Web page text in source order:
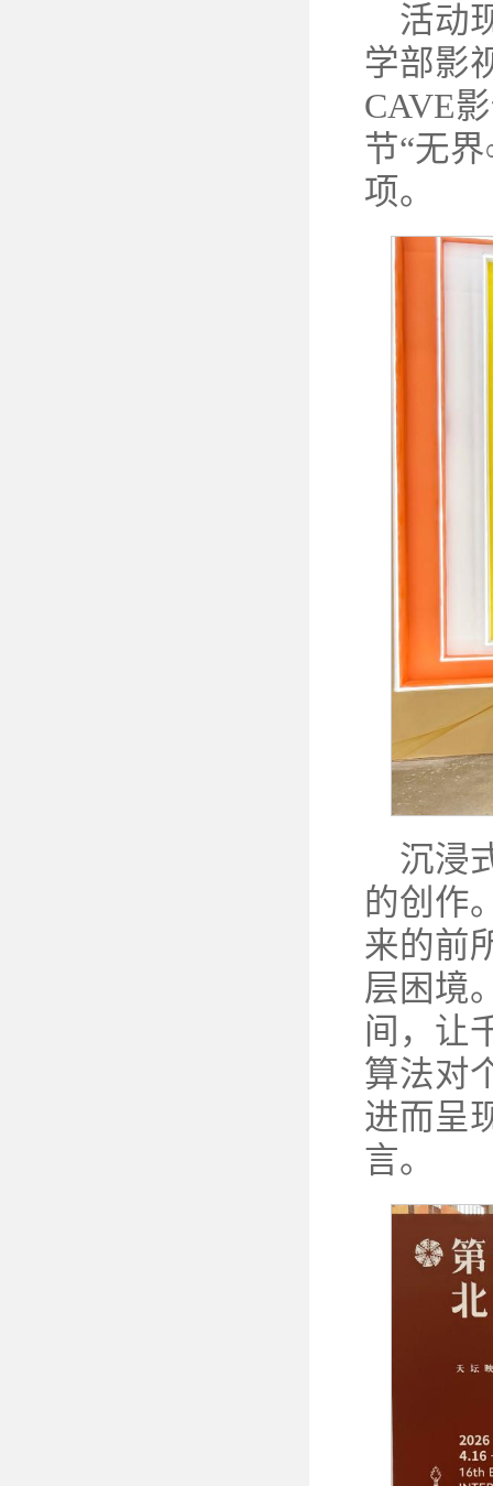
活动
学部影
CAVE
节“无
项。
沉浸
的创作
来的前
层困境
间，让
算法对
进而呈
言。